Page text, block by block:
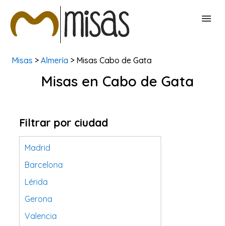
BUSCAR MISAS
Misas > Almería > Misas Cabo de Gata
Misas en Cabo de Gata
Filtrar por ciudad
Madrid
Barcelona
Lérida
Gerona
Valencia